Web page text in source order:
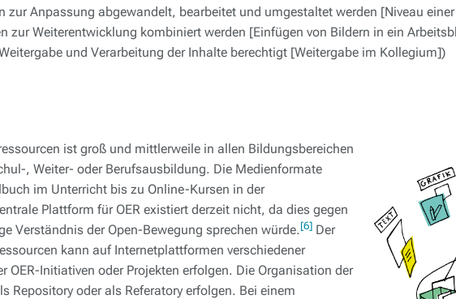
zur Anpassung abgewandelt, bearbeitet und umgestaltet werden [Niveau
zur Weiterentwicklung kombiniert werden [Einfügen von Bildern in ein
und Verarbeitung der Inhalte berechtigt [Weitergabe im Kollegium])
ist groß und mittlerweile in allen Bildungsbereichen
, Weiter- oder Berufsausbildung. Die Medienformate
im Unterricht bis zu Online-Kursen in der
Plattform für OER existiert derzeit nicht, da dies gegen
Verständnis der Open-Bewegung sprechen würde.[6] Der
kann auf Internetplattformen verschiedener
OER-Initiativen oder Projekten erfolgen. Die Organisation der
Repository oder als Referatory erfolgen. Bei einem